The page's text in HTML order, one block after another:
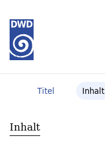
Titel Inhalt
Inhalt